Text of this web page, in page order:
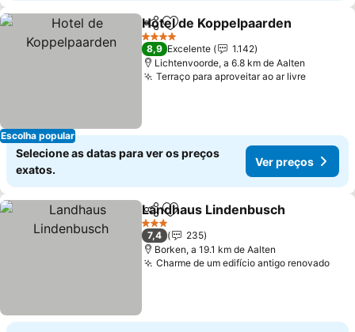
Escolha popular
PartilharAdicionar aos favoritos
Hotel de Koppelpaarden
4 Estrelas
8,9 Excelente
1.142
Lichtenvoorde, a 6.8 km de Aalten
Terraço para aproveitar ao ar livre
Selecione as datas para ver os preços
exatos.
Ver preços
PartilharAdicionar aos favoritos
Landhaus Lindenbusch
3 Estrelas
7,4
235
Borken, a 19.1 km de Aalten
Charme de um edifício antigo renovado